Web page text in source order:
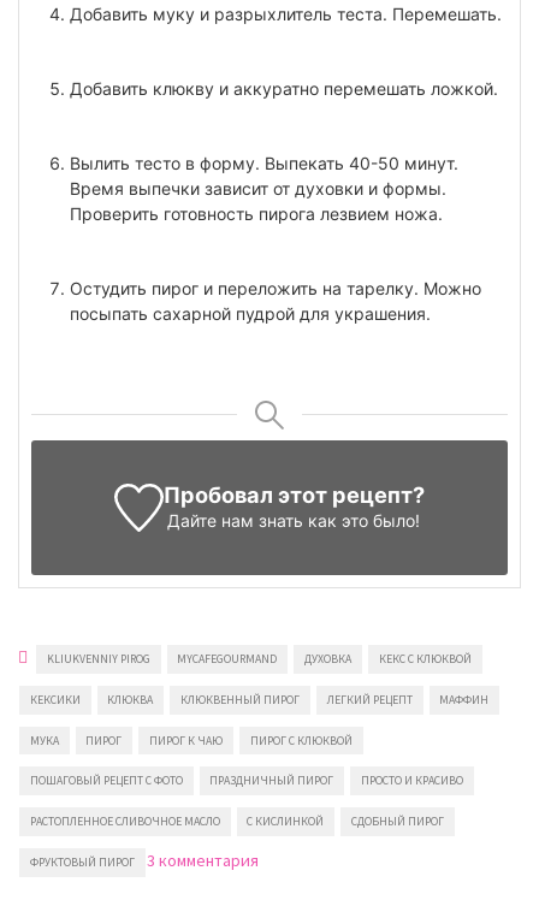
Добавить муку и разрыхлитель теста. Перемешать.
Добавить клюкву и аккуратно перемешать ложкой.
Вылить тесто в форму. Выпекать 40-50 минут.
Время выпечки зависит от духовки и формы.
Проверить готовность пирога лезвием ножа.
Остудить пирог и переложить на тарелку. Можно
посыпать сахарной пудрой для украшения.
Пробовал этот рецепт?
Дайте нам знать как это было!
KLIUKVENNIY PIROG MYCAFEGOURMAND ДУХОВКА КЕКС С КЛЮКВОЙ
КЕКСИКИ КЛЮКВА КЛЮКВЕННЫЙ ПИРОГ ЛЕГКИЙ РЕЦЕПТ МАФФИН
МУКА ПИРОГ ПИРОГ К ЧАЮ ПИРОГ С КЛЮКВОЙ
ПОШАГОВЫЙ РЕЦЕПТ С ФОТО ПРАЗДНИЧНЫЙ ПИРОГ ПРОСТО И КРАСИВО
РАСТОПЛЕННОЕ СЛИВОЧНОЕ МАСЛО С КИСЛИНКОЙ СДОБНЫЙ ПИРОГ
ФРУКТОВЫЙ ПИРОГ 3 комментарияк